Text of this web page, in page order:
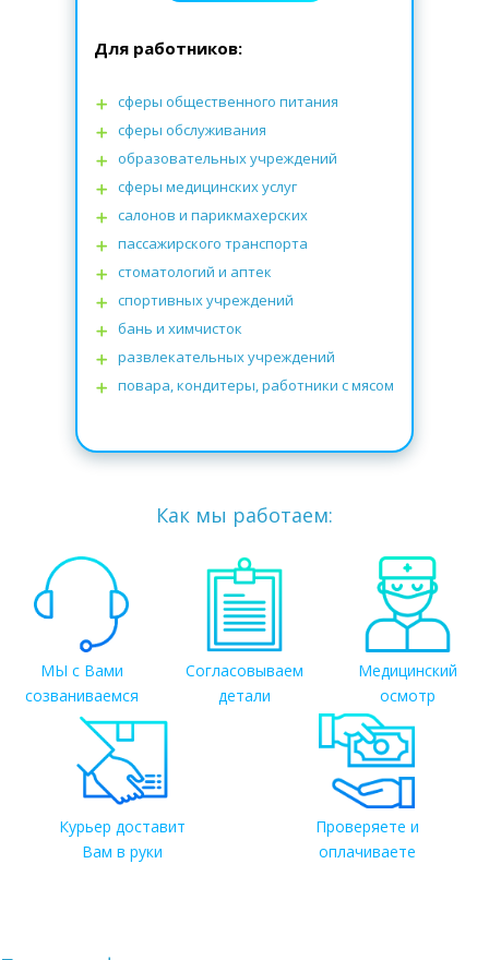
Для работников:
сферы общественного питания
сферы обслуживания
образовательных учреждений
сферы медицинских услуг
салонов и парикмахерских
пассажирского транспорта
стоматологий и аптек
спортивных учреждений
бань и химчисток
развлекательных учреждений
повара, кондитеры, работники с мясом
Как мы работаем:
МЫ с Вами
созваниваемся
Согласовываем
детали
Медицинский
осмотр
Курьер доставит
Вам в руки
Проверяете и
оплачиваете